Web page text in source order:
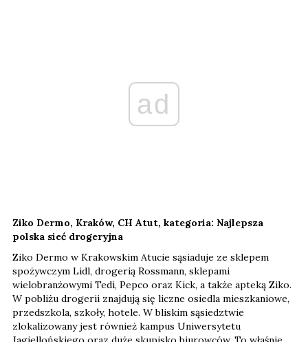
ad
Ziko Dermo, Kraków, CH Atut, kategoria: Najlepsza
polska sieć drogeryjna
Ziko Dermo w Krakowskim Atucie sąsiaduje ze sklepem
spożywczym Lidl, drogerią Rossmann, sklepami
wielobranżowymi Tedi, Pepco oraz Kick, a także apteką Ziko.
W pobliżu drogerii znajdują się liczne osiedla mieszkaniowe,
przedszkola, szkoły, hotele. W bliskim sąsiedztwie
zlokalizowany jest również kampus Uniwersytetu